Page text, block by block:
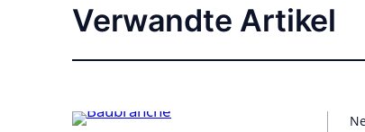
Verwandte Artikel